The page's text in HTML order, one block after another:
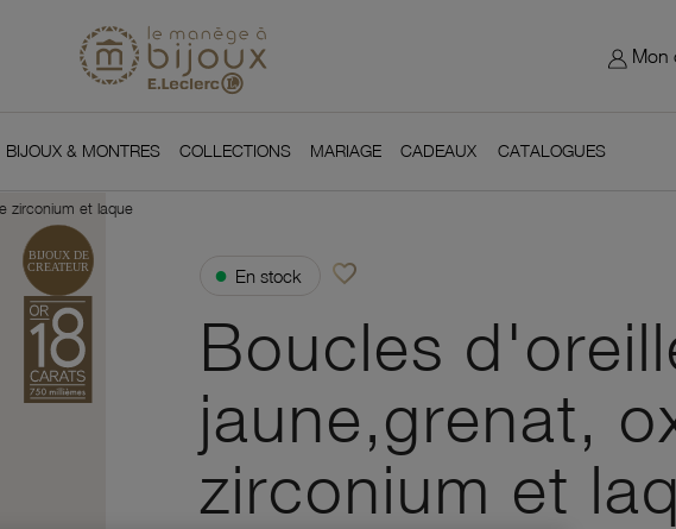
Mon
BIJOUX & MONTRES COLLECTIONS MARIAGE CADEAUX CATALOGUES
zirconium et laque
● En stock favorite_borderAjouter à vos favoris
Boucles
jaune,grenat,
zirconium et